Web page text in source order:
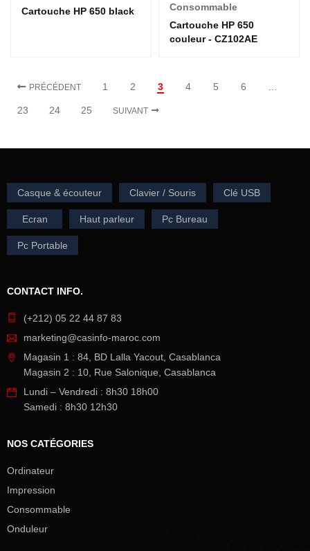
Cartouche HP 650 black
Consommable
Cartouche HP 650
couleur - CZ102AE
PRÉCÉDENT 1 2 3 4 5 6
23 24 25 SUIVANT
Casque & écouteur Clavier / Souris Clé USB
Ecran Haut parleur Pc Bureau
Pc Portable
CONTACT INFO.
(+212) 05 22 44 87 83
marketing@casinfo-maroc.com
Magasin 1 : 84, BD Lalla Yacout, Casablanca
Magasin 2 : 10, Rue Salonique, Casablanca
Lundi – Vendredi : 8h30 18h00
Samedi : 8h30 12h30
NOS CATÉGORIES
Ordinateur
Impression
Consommable
Onduleur